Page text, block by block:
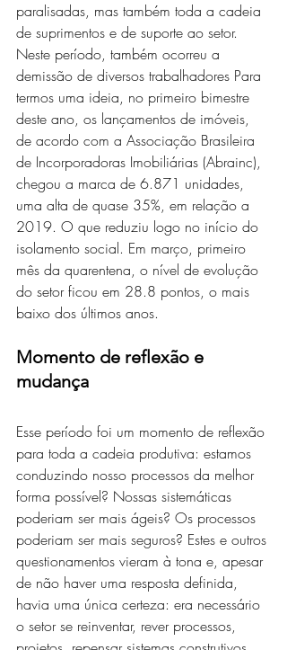
paralisadas, mas também toda a cadeia
de suprimentos e de suporte ao setor.
Neste período, também ocorreu a
demissão de diversos trabalhadores Para
termos uma ideia, no primeiro bimestre
deste ano, os lançamentos de imóveis,
de acordo com a Associação Brasileira
de Incorporadoras Imobiliárias (Abrainc),
chegou a marca de 6.871 unidades,
uma alta de quase 35%, em relação a
2019. O que reduziu logo no início do
isolamento social. Em março, primeiro
mês da quarentena, o nível de evolução
do setor ficou em 28.8 pontos, o mais
baixo dos últimos anos.
Momento de reflexão e
mudança
Esse período foi um momento de reflexão
para toda a cadeia produtiva: estamos
conduzindo nosso processos da melhor
forma possível? Nossas sistemáticas
poderiam ser mais ágeis? Os processos
poderiam ser mais seguros? Estes e outros
questionamentos vieram à tona e, apesar
de não haver uma resposta definida,
havia uma única certeza: era necessário
o setor se reinventar, rever processos,